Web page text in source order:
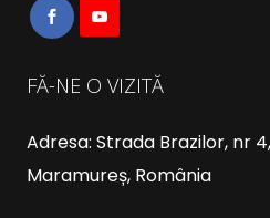
FĂ-NE O VIZITĂ
Adresa: Strada Brazilor, nr
Maramureș, România